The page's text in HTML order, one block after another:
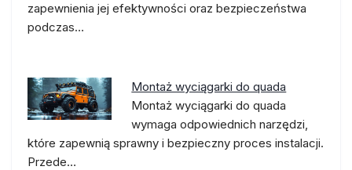
zapewnienia jej efektywności oraz bezpieczeństwa
podczas…
Montaż wyciągarki do quada
Montaż wyciągarki do quada
wymaga odpowiednich narzędzi,
które zapewnią sprawny i bezpieczny proces instalacji.
Przede…